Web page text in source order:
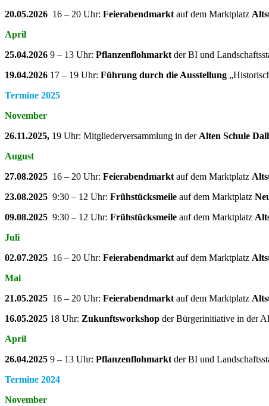
20.05.2026 16 – 20 Uhr: Feierabendmarkt auf dem Marktplatz
April
25.04.2026 9 – 13 Uhr: Pflanzenflohmarkt der BI und
19.04.2026 17 – 19 Uhr: Führung durch die Ausstellung
Termine 2025
November
26.11.2025, 19 Uhr: Mitgliederversammlung in der Alten Schule
August
27.08.2025 16 – 20 Uhr: Feierabendmarkt auf dem Marktplatz
23.08.2025 9:30 – 12 Uhr: Frühstücksmeile auf dem Marktplatz
09.08.2025 9:30 – 12 Uhr: Frühstücksmeile auf dem Marktplatz
Juli
02.07.2025 16 – 20 Uhr: Feierabendmarkt auf dem Marktplatz
Mai
21.05.2025 16 – 20 Uhr: Feierabendmarkt auf dem Marktplatz
16.05.2025 18 Uhr: Zukunftsworkshop der Bürgerinitiative in der
April
26.04.2025 9 – 13 Uhr: Pflanzenflohmarkt der BI und
Termine 2024
November